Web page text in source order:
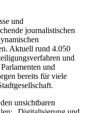
und
journalistischen
Aktuell rund 4.050
und
und
bereits für viele
unsichtbaren